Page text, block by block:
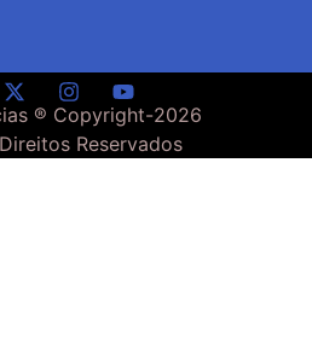
® Copyright-2026
Reservados